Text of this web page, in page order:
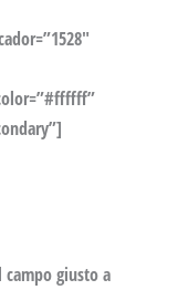
campo giusto a